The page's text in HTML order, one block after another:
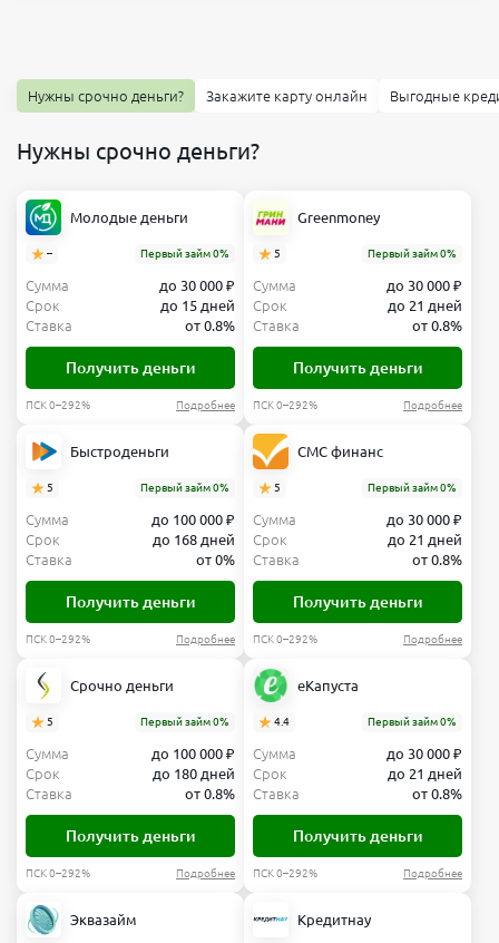
Нужны срочно деньги? Закажите карту онлайн Выгодные
Нужны срочно деньги?
Молодые деньги
– Первый займ 0%
Сумма
до 30 000 ₽
Срок
до 15 дней
Ставка
от 0.8%
Получить деньги
ПСК 0–292% Подробнее
Greenmoney
5 Первый займ 0%
Сумма
до 30 000 ₽
Срок
до 21 дней
Ставка
от 0.8%
Получить деньги
ПСК 0–292% Подробнее
Быстроденьги
5 Первый займ 0%
Сумма
до 100 000 ₽
Срок
до 168 дней
Ставка
от 0%
Получить деньги
ПСК 0–292% Подробнее
СМС финанс
5 Первый займ 0%
Сумма
до 30 000 ₽
Срок
до 21 дней
Ставка
от 0.8%
Получить деньги
ПСК 0–292% Подробнее
Срочно деньги
5 Первый займ 0%
Сумма
до 100 000 ₽
Срок
до 180 дней
Ставка
от 0.8%
Получить деньги
ПСК 0–292% Подробнее
еКапуста
4.4 Первый займ 0%
Сумма
до 30 000 ₽
Срок
до 21 дней
Ставка
от 0.8%
Получить деньги
ПСК 0–292% Подробнее
Эквазайм Кредитнау